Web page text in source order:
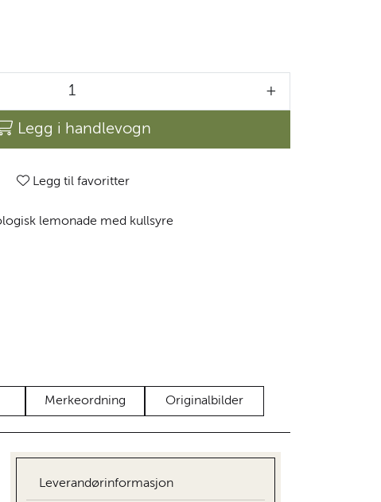
+
Legg i handlevogn
Legg til favoritter
lemonade med kullsyre
Merkeordning Originalbilder
Leverandørinformasjon